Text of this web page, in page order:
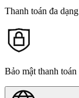
Thanh toán đa dạng
Bảo mật thanh toán